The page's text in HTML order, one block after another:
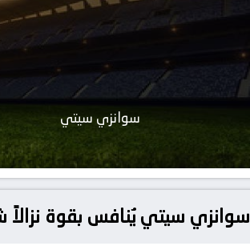
سوانزي سيتي
سوانزي سيتي يُنافس بقوة